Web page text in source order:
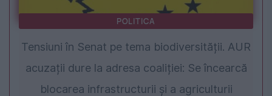
POLITICA
Tensiuni în Senat pe tema biodiversității. AUR
acuzații dure la adresa coaliției: Se încearcă
blocarea infrastructurii și a agriculturii